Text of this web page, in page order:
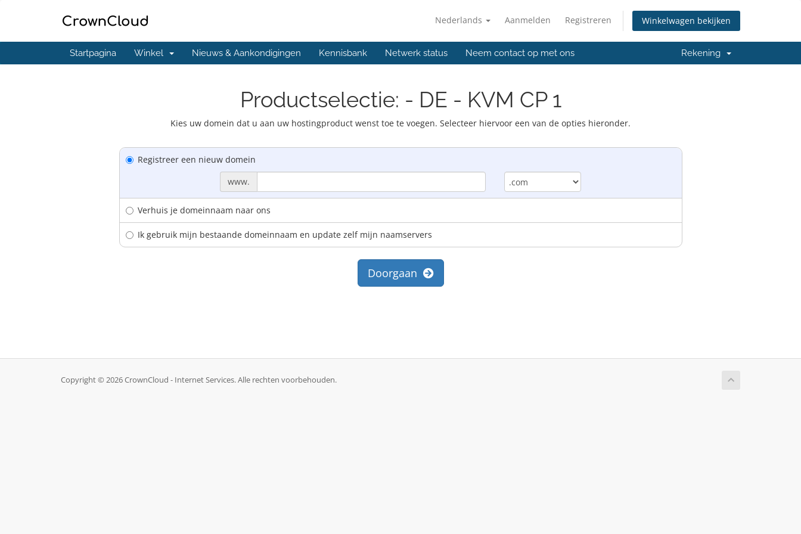
Nederlands Aanmelden Registreren Winkelwagen bekijken
Startpagina Winkel Nieuws & Aankondigingen Kennisbank Netwerk status Neem contact op met ons Rekening
Productselectie: - DE - KVM CP 1
Kies uw domein dat u aan uw hostingproduct wenst toe te voegen. Selecteer hiervoor een van de opties hieronder.
Registreer een nieuw domein
www.
Verhuis je domeinnaam naar ons
Ik gebruik mijn bestaande domeinnaam en update zelf mijn naamservers
Doorgaan
Copyright © 2026 CrownCloud - Internet Services. Alle rechten voorbehouden.